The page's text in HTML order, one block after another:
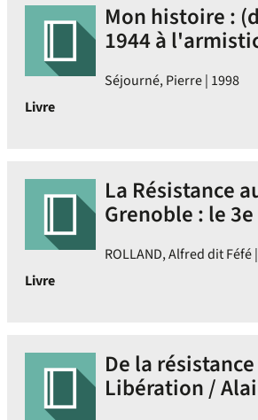
Mon histoire :
1944 à
Séjourné, Pierre | 1998
Livre
La Résistance
Grenoble : le
ROLLAND, Alfred dit Féfé
Livre
De la
Libération /